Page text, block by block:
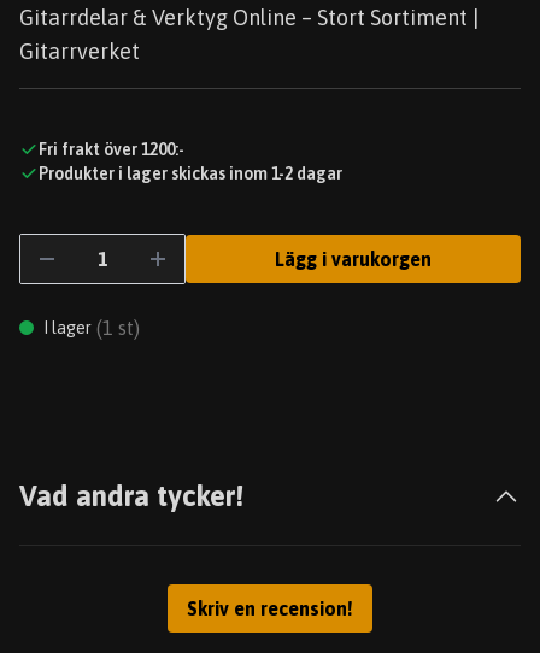
Gitarrdelar & Verktyg Online – Stort Sortiment |
Gitarrverket
Fri frakt över 1200:-
Produkter i lager skickas inom 1-2 dagar
Lägg i varukorgen
I lager (1 st)
Vad andra tycker!
Skriv en recension!